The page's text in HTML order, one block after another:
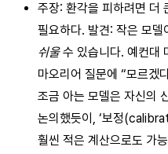
주장: 환각을 피하려면 더
필요하다. 발견: 작은 모델
쉬울수 있습니다. 예컨대
마오리어 질문에 “모르겠
조금 아는 모델은 자신의
논의했듯이, ‘보정
훨씬 적은 계산으로도 가